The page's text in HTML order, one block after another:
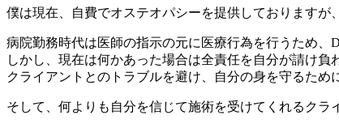
僕は現在、自費でオステオパシーを提供しておりますが
病院勤務時代は医師の指示の元に医療行為を行うため、
しかし、現在は何かあった場合は全責任を自分が請け負
クライアントとのトラブルを避け、自分の身を守るため
そして、何よりも自分を信じて施術を受けてくれるクラ